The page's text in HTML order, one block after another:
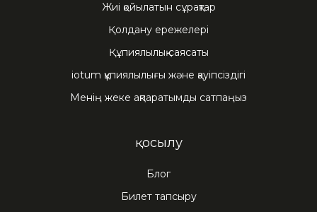
Жиі қойылатын сұрақтар
Қолдану ережелері
Құпиялылық саясаты
iotum құпиялылығы және қауіпсіздігі
Менің жеке ақпаратымды сатпаңыз
қосылу
Блог
Билет тапсыру